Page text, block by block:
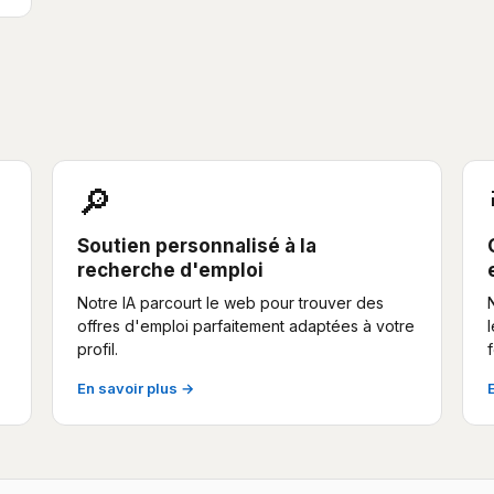
🔎
Soutien personnalisé à la
recherche d'emploi
Notre IA parcourt le web pour trouver des
offres d'emploi parfaitement adaptées à votre
profil.
En savoir plus →